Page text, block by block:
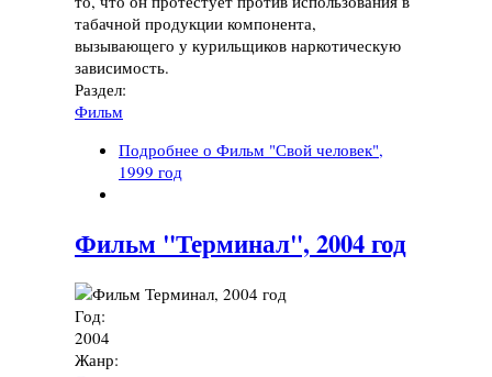
табачной продукции компонента,
вызывающего у курильщиков наркотическую
зависимость.
Раздел:
Фильм
Подробнее о Фильм "Свой человек",
1999 год
Фильм "Терминал", 2004 год
Год:
2004
Жанр: